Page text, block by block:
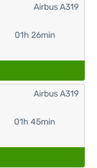
01h 26min
Airbus A319
01h 45min
Airbus A319